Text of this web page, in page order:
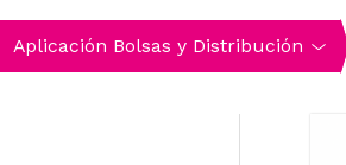
Aplicación Bolsas y Distribución